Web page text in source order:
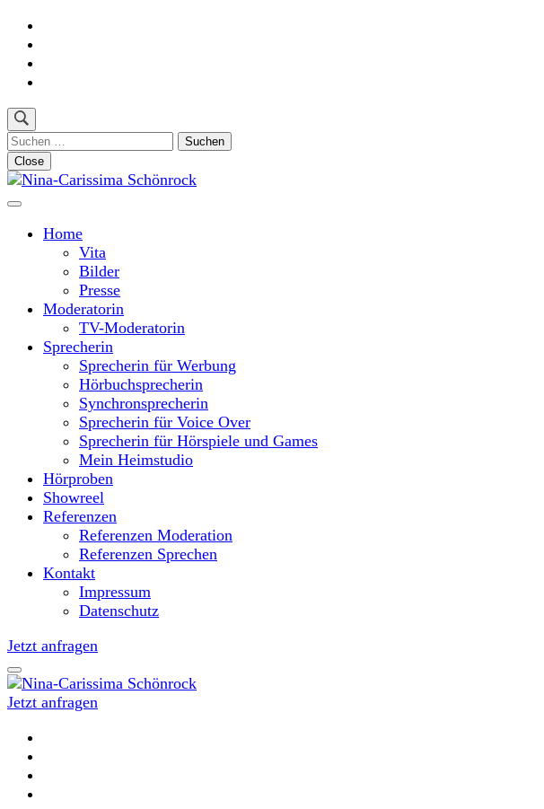
Skip
content
(Press
Suchen
nach:
Close
Nina-Carissima Schönrock
Home
Vita
Bilder
Presse
Moderatorin
TV-Moderatorin
Sprecherin
Sprecherin für Werbung
Hörbuchsprecherin
Synchronsprecherin
Sprecherin für Voice Over
Sprecherin für Hörspiele und Games
Mein Heimstudio
Hörproben
Showreel
Referenzen
Referenzen Moderation
Referenzen Sprechen
Kontakt
Impressum
Datenschutz
Jetzt anfragen
Nina-Carissima Schönrock
Jetzt anfragen